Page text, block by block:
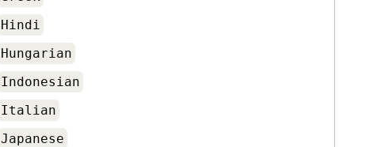
Hindi
Hungarian
Indonesian
Italian
Japanese